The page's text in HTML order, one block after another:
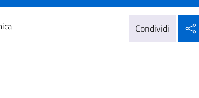
Condividi